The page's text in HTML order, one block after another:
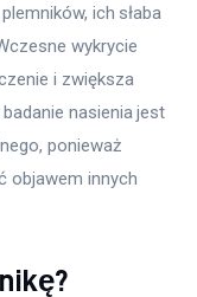
ich słaba
wykrycie
i zwiększa
nasienia jest
ponieważ
objawem innych